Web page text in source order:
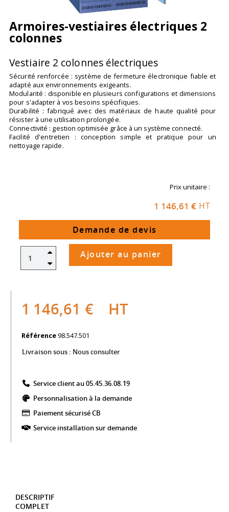
Armoires-vestiaires électriques 2
colonnes
Vestiaire 2 colonnes électriques
Sécurité renforcée : système de fermeture électronique fiable et
adapté aux environnements exigeants.
Modularité : disponible en plusieurs configurations et dimensions
pour s'adapter à vos besoins spécifiques.
Durabilité : fabriqué avec des matériaux de haute qualité pour
résister à une utilisation prolongée.
Connectivité : gestion optimisée grâce à un système connecté.
Facilité d'entretien : conception simple et pratique pour un
nettoyage rapide.
Prix unitaire :
1 146,61 € HT
Demande de devis
Ajouter au panier
1 146,61 € HT
Référence 98.547.501
Livraison sous : Nous consulter
Service client au 05.45.36.08.19​
Personnalisation à la demande
Paiement sécurisé CB​
Service installation sur demande
DESCRIPTIF
COMPLET